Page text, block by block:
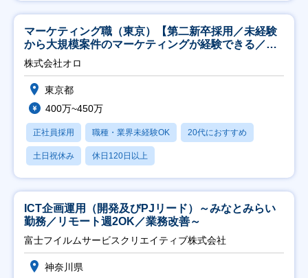
マーケティング職（東京）【第二新卒採用／未経験
から大規模案件のマーケティングが経験できる／研
修充実】
株式会社オロ
東京都
400万~450万
正社員採用 職種・業界未経験OK 20代におすすめ
土日祝休み 休日120日以上
ICT企画運用（開発及びPJリード）～みなとみらい
勤務／リモート週2OK／業務改善～
富士フイルムサービスクリエイティブ株式会社
神奈川県